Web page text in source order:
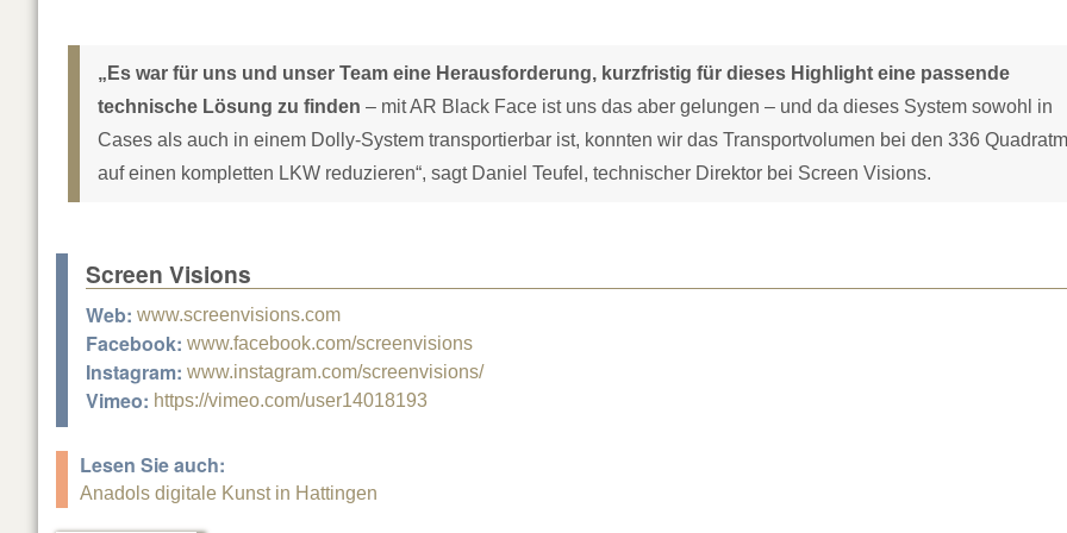
„Es war für uns und unser Team eine Herausforderung, kurzfristig für dieses Highlight eine passende
technische Lösung zu finden – mit AR Black Face ist uns das aber gelungen – und da dieses System sowohl in
Cases als auch in einem Dolly-System transportierbar ist, konnten wir das Transportvolumen bei den 336
auf einen kompletten LKW reduzieren“, sagt Daniel Teufel, technischer Direktor bei Screen Visions.
Screen Visions
Web: www.screenvisions.com
Facebook: www.facebook.com/screenvisions
Instagram: www.instagram.com/screenvisions/
Vimeo: https://vimeo.com/user14018193
Lesen Sie auch:
Anadols digitale Kunst in Hattingen